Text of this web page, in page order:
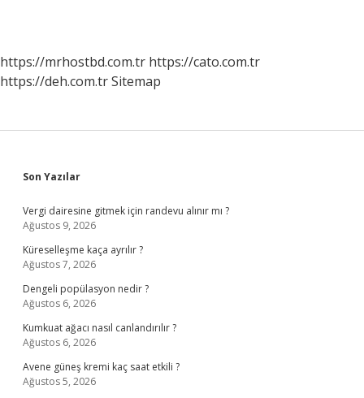
Kadar
https://mrhostbd.com.tr https://cato.com.tr
https://deh.com.trSitemap
Sidebar
Son Yazılar
Vergi dairesine gitmek için randevu alınır mı ?
Ağustos 9, 2026
Küreselleşme kaça ayrılır ?
Ağustos 7, 2026
Dengeli popülasyon nedir ?
Ağustos 6, 2026
Kumkuat ağacı nasıl canlandırılır ?
Ağustos 6, 2026
Avene güneş kremi kaç saat etkili ?
Ağustos 5, 2026